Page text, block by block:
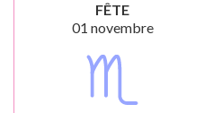
FÊTE
01 novembre